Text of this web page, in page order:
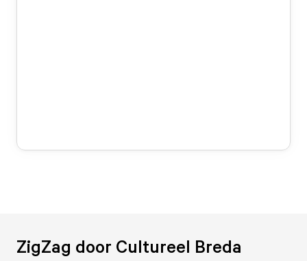
ZigZag door Cultureel Breda